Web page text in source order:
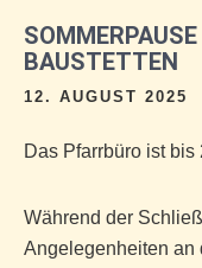
BAUSTETTEN
12. AUGUST 2025
Das Pfarrbüro ist
Während der
Angelegenheiten an